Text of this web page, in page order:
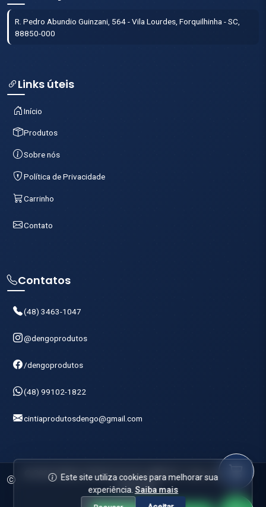
R. Pedro Abundio Guinzani, 564 - Vila Lourdes, Forquilhinha - SC,
88850-000
Links úteis
Início
Produtos
Sobre nós
Política de Privacidade
Carrinho
Contato
Contatos
(48) 3463-1047
@dengoprodutos
/dengoprodutos
(48) 99102-1822
cintiaprodutosdengo@gmail.com
© 2025 DENGO PRODUTOS DE LIMPEZA. Todos os direitos
reservados.
Este site utiliza cookies para melhorar sua
experiência. Saiba mais